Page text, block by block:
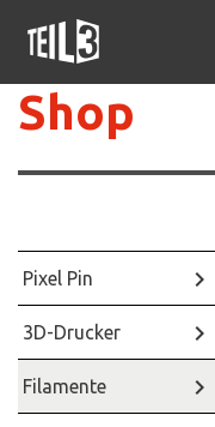
Shop
Pixel Pin keyboard_arrow_right
3D-Drucker keyboard_arrow_right
Filamente keyboard_arrow_right